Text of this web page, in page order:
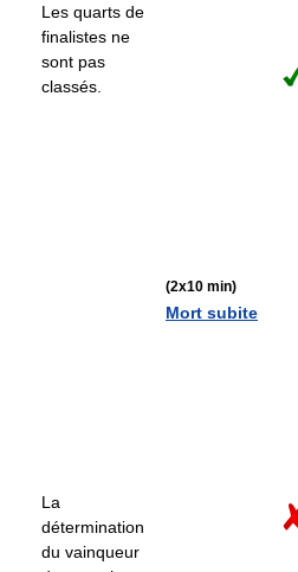
(2x10 min)
Mort subite
Les quarts de
finalistes ne
sont pas
classés.
La
détermination
du vainqueur